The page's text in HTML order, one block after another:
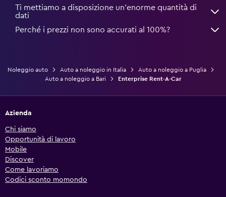
Ti mettiamo a disposizione un’enorme quantità di
dati
Perché i prezzi non sono accurati al 100%?
Noleggio auto Auto a noleggio in Italia
Auto a noleggio a Puglia
Auto a noleggio a Bari
Enterprise Rent-A-Car
Azienda
Chi siamo
Opportunità di lavoro
Mobile
Discover
Come lavoriamo
Codici sconto momondo